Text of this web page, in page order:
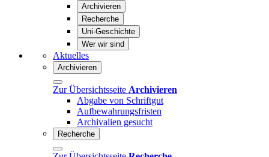
Archivieren
Recherche
Uni-Geschichte
Wer wir sind
Aktuelles
Archivieren
Zur Übersichtsseite Archivieren
Abgabe von Schriftgut
Aufbewahrungsfristen
Archivalien gesucht
Recherche